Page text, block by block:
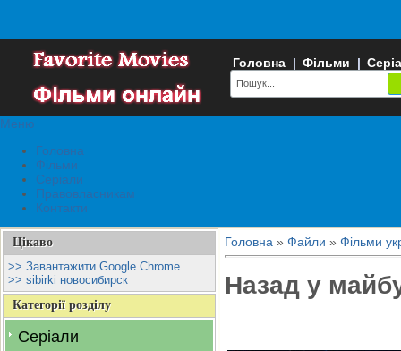
Головна | Фільми |
Меню
Головна
Фільми
Серіали
Правовласникам
Контакти
Цікаво
>> Завантажити Google Chrome
>> sibirki новосибирск
Категорії розділу
Серіали
Головна » Файли » Фільми
Назад у